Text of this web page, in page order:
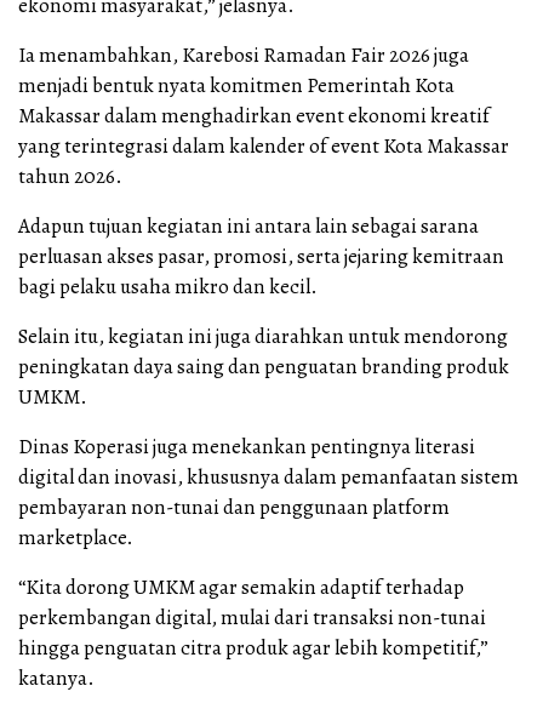
Ia menambahkan, Karebosi Ramadan Fair 2026 juga
menjadi bentuk nyata komitmen Pemerintah Kota
Makassar dalam menghadirkan event ekonomi kreatif
yang terintegrasi dalam kalender of event Kota Makassar
tahun 2026.
Adapun tujuan kegiatan ini antara lain sebagai sarana
perluasan akses pasar, promosi, serta jejaring kemitraan
bagi pelaku usaha mikro dan kecil.
Selain itu, kegiatan ini juga diarahkan untuk mendorong
peningkatan daya saing dan penguatan branding produk
UMKM.
Dinas Koperasi juga menekankan pentingnya literasi
digital dan inovasi, khususnya dalam pemanfaatan sistem
pembayaran non-tunai dan penggunaan platform
marketplace.
“Kita dorong UMKM agar semakin adaptif terhadap
perkembangan digital, mulai dari transaksi non-tunai
hingga penguatan citra produk agar lebih kompetitif,”
katanya.